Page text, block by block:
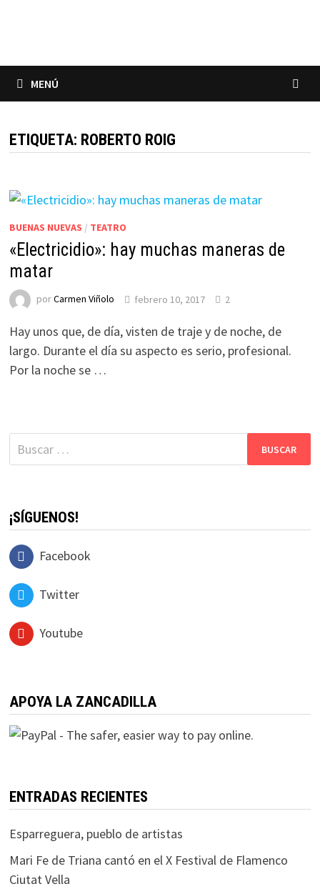
MENÚ
ETIQUETA: ROBERTO ROIG
BUENAS NUEVAS / TEATRO
«Electricidio»: hay muchas maneras de
matar
porCarmen Viñolo febrero 10, 2017 2
Hay unos que, de día, visten de traje y de noche, de
largo. Durante el día su aspecto es serio, profesional.
Por la noche se …
Buscar:
¡SÍGUENOS!
Facebook
Twitter
Youtube
APOYA LA ZANCADILLA
ENTRADAS RECIENTES
Esparreguera, pueblo de artistas
Mari Fe de Triana cantó en el X Festival de Flamenco
Ciutat Vella